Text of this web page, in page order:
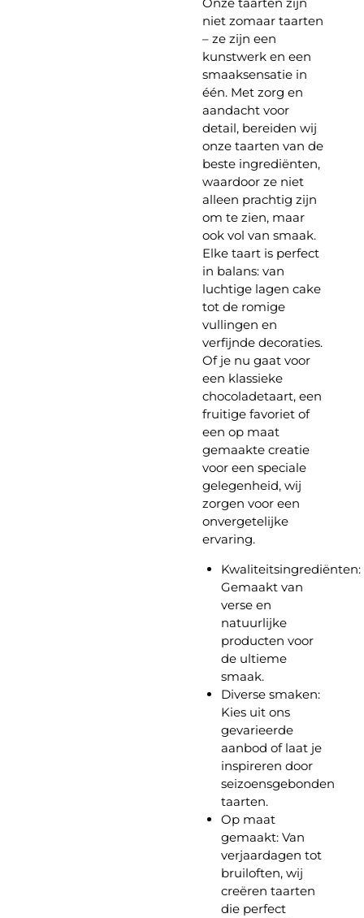
niet zomaar taarten
– ze zijn een
kunstwerk en een
smaaksensatie in
één. Met zorg en
aandacht voor
detail, bereiden wij
onze taarten van de
beste ingrediënten,
waardoor ze niet
alleen prachtig zijn
om te zien, maar
ook vol van smaak.
Elke taart is perfect
in balans: van
luchtige lagen cake
tot de romige
vullingen en
verfijnde decoraties.
Of je nu gaat voor
een klassieke
chocoladetaart, een
fruitige favoriet of
een op maat
gemaakte creatie
voor een speciale
gelegenheid, wij
zorgen voor een
onvergetelijke
ervaring.
Kwaliteitsingrediënten:
Gemaakt van
verse en
natuurlijke
producten voor
de ultieme
smaak.
Diverse smaken:
Kies uit ons
gevarieerde
aanbod of laat je
inspireren door
seizoensgebonden
taarten.
Op maat
gemaakt:Van
verjaardagen tot
bruiloften, wij
creëren taarten
die perfect